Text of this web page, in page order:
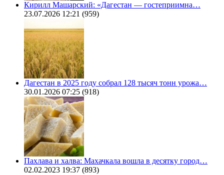
Кирилл Машарский: «Дагестан — гостеприимна…
23.07.2026 12:21 (959)
Дагестан в 2025 году собрал 128 тысяч тонн урожа…
30.01.2026 07:25 (918)
Пахлава и халва: Махачкала вошла в десятку город…
02.02.2023 19:37 (893)